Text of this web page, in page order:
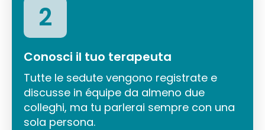
2
Conosci il tuo terapeuta
Tutte le sedute vengono registrate e
discusse in équipe da almeno due
colleghi, ma tu parlerai sempre con una
sola persona.